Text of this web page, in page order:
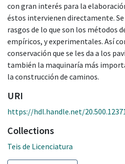
con gran interés para la
éstos intervienen directamente.
rasgos de lo que son los métodos
empíricos, y experimentales. Así
conservación que se les da a los
también la maquinaría más
la construcción de caminos.
URI
https://hdl.handle.net/
Collections
Teis de Licenciatura